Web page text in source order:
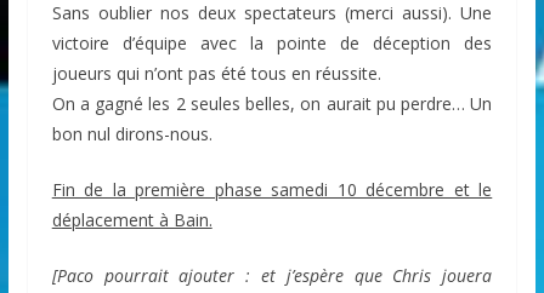
Sans oublier nos deux spectateurs (merci aussi). Une
victoire d’équipe avec la pointe de déception des
joueurs qui n’ont pas été tous en réussite.
On a gagné les 2 seules belles, on aurait pu perdre… Un
bon nul dirons-nous.
Fin de la première phase samedi 10 décembre et le
déplacement à Bain.
[Paco pourrait ajouter : et j’espère que Chris jouera